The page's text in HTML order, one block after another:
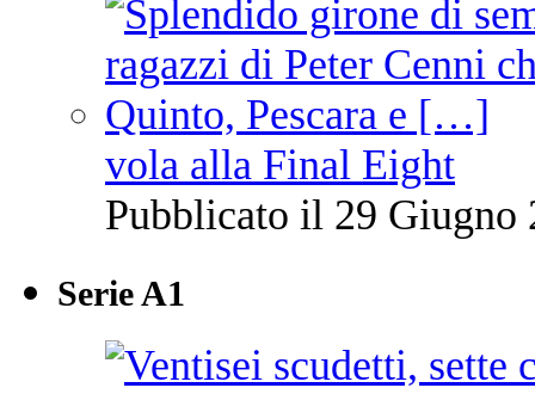
vola alla Final Eight
Pubblicato il 29 Giugno
Serie A1